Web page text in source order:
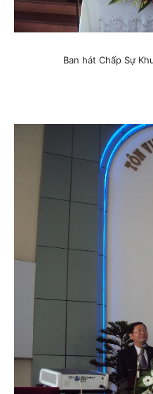
Ban hát Chấp Sự